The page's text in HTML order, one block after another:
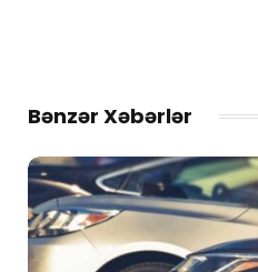
Bənzər Xəbərlər